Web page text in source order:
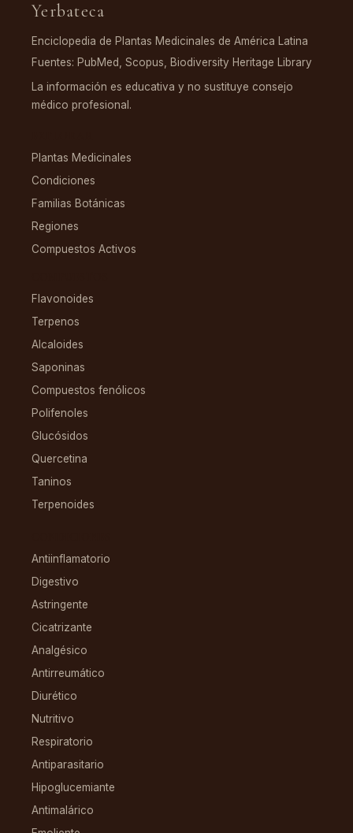
Yerbateca
Enciclopedia de Plantas Medicinales de América Latina
Fuentes: PubMed, Scopus, Biodiversity Heritage Library
La información es educativa y no sustituye consejo
médico profesional.
Plantas Medicinales
Condiciones
Familias Botánicas
Regiones
Compuestos Activos
Flavonoides
Terpenos
Alcaloides
Saponinas
Compuestos fenólicos
Polifenoles
Glucósidos
Quercetina
Taninos
Terpenoides
Antiinflamatorio
Digestivo
Astringente
Cicatrizante
Analgésico
Antirreumático
Diurético
Nutritivo
Respiratorio
Antiparasitario
Hipoglucemiante
Antimalárico